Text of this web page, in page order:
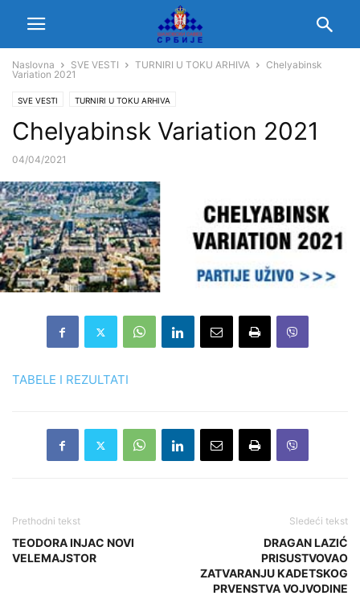
Naslovna SVE VESTI TURNIRI U TOKU ARHIVA
Chelyabinsk
Variation 2021
SVE VESTI TURNIRI U TOKU ARHIVA
Chelyabinsk Variation 2021
04/04/2021
TABELE I REZULTATI
Prethodni tekst
TEODORA INJAC NOVI
VELEMAJSTOR
Sledeći tekst
DRAGAN LAZIĆ
PRISUSTVOVAO
ZATVARANJU KADETSKOG
PRVENSTVA VOJVODINE